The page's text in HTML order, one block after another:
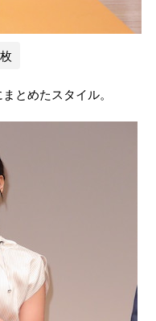
とめたスタイル。